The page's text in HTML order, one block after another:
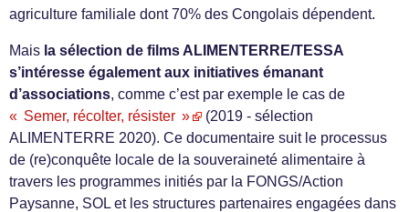
agriculture familiale dont 70% des Congolais dépendent.
Mais la sélection de films ALIMENTERRE/TESSA
s’intéresse également aux initiatives émanant
d’associations, comme c’est par exemple le cas de
« Semer, récolter, résister »
(2019 - sélection
ALIMENTERRE 2020). Ce documentaire suit le processus
de (re)conquête locale de la souveraineté alimentaire à
travers les programmes initiés par la FONGS/Action
Paysanne, SOL et les structures partenaires engagées dans